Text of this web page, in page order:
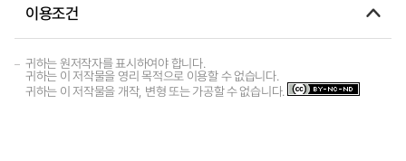
이용조건
귀하는 원저작자를 표시하여야 합니다.
귀하는 이 저작물을 영리 목적으로 이용할 수 없습니다.
귀하는 이 저작물을 개작, 변형 또는 가공할 수 없습니다.